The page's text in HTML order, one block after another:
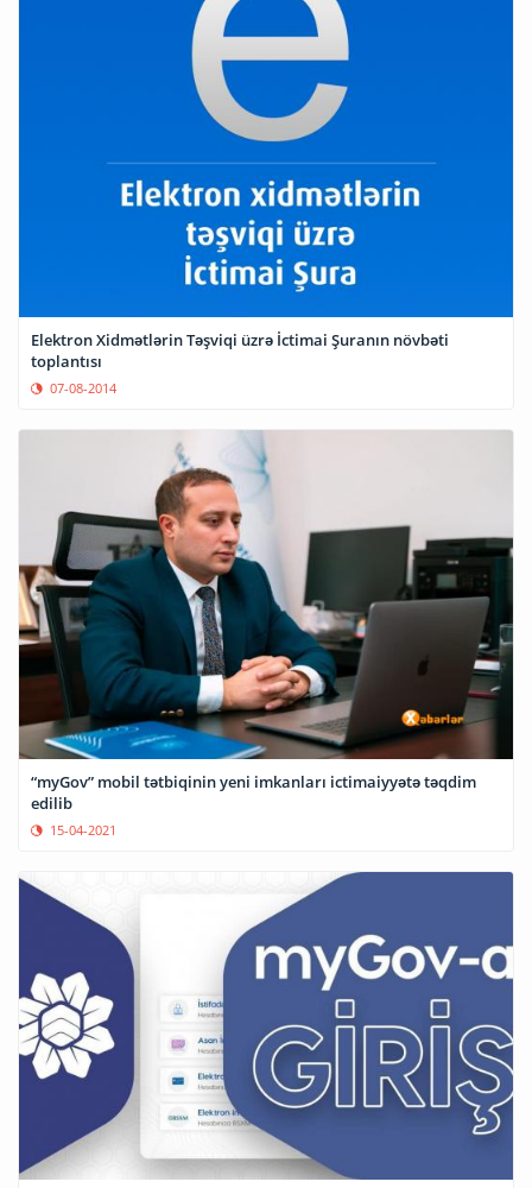
Elektron Xidmətlərin Təşviqi üzrə İctimai Şuranın növbəti
toplantısı
07-08-2014
“myGov” mobil tətbiqinin yeni imkanları ictimaiyyətə təqdim
edilib
15-04-2021